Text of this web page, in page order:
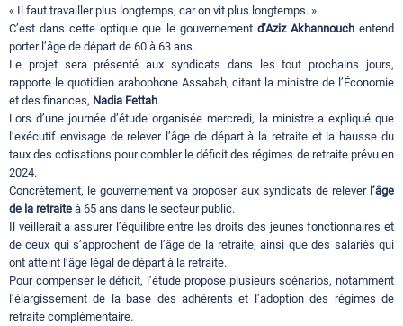
Contact
« Il faut travailler plus longtemps, car on vit plus longtemps. »
C’est dans cette optique que le gouvernement d’Aziz Akhannouchentend
porter l’âge de départ de 60 à 63 ans.
Le projet sera présenté aux syndicats dans les tout prochains jours,
rapporte le quotidien arabophone Assabah, citant la ministre de l’Économie
et des finances, Nadia Fettah.
Lors d’une journée d’étude organisée mercredi, la ministre a expliqué que
l’exécutif envisage de relever l’âge de départ à la retraite et la hausse du
taux des cotisations pour combler le déficit des régimes de retraite prévu en
2024.
Concrètement, le gouvernement va proposer aux syndicats de relever l’âge
de la retraite à 65 ans dans le secteur public.
Il veillerait à assurer l’équilibre entre les droits des jeunes fonctionnaires et
de ceux qui s’approchent de l’âge de la retraite, ainsi que des salariés qui
ont atteint l’âge légal de départ à la retraite.
Pour compenser le déficit, l’étude propose plusieurs scénarios, notamment
l’élargissement de la base des adhérents et l’adoption des régimes de
retraite complémentaire.